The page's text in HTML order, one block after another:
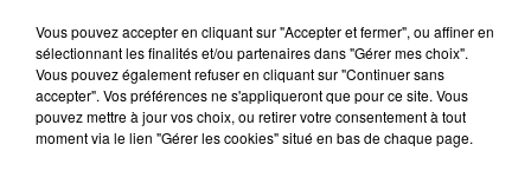
Le cocholed pour jouer à la pétanque
jusqu'au bout de la nuit !
10 mai 2022
Toulon : des quais électrifiés pour 2023 !
Vous pouvez accepter en cliquant sur "Accepter et fermer", ou affiner en
sélectionnant les finalités et/ou partenaires dans "Gérer mes choix".
Vous pouvez également refuser en cliquant sur "Continuer sans
accepter". Vos préférences ne s'appliqueront que pour ce site. Vous
pouvez mettre à jour vos choix, ou retirer votre consentement à tout
moment via le lien "Gérer les cookies" situé en bas de chaque page.